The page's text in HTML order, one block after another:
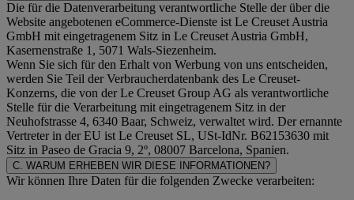
Die für die Datenverarbeitung verantwortliche Stelle der über die
Website angebotenen eCommerce-Dienste ist Le Creuset Austria
GmbH mit eingetragenem Sitz in Le Creuset Austria GmbH,
Kasernenstraße 1, 5071 Wals-Siezenheim.
Wenn Sie sich für den Erhalt von Werbung von uns entscheiden,
werden Sie Teil der Verbraucherdatenbank des Le Creuset-
Konzerns, die von der Le Creuset Group AG als verantwortliche
Stelle für die Verarbeitung mit eingetragenem Sitz in der
Neuhofstrasse 4, 6340 Baar, Schweiz, verwaltet wird. Der ernannte
Vertreter in der EU ist Le Creuset SL, USt-IdNr. B62153630 mit
Sitz in Paseo de Gracia 9, 2º, 08007 Barcelona, Spanien.
C. WARUM ERHEBEN WIR DIESE INFORMATIONEN?
Wir können Ihre Daten für die folgenden Zwecke verarbeiten: